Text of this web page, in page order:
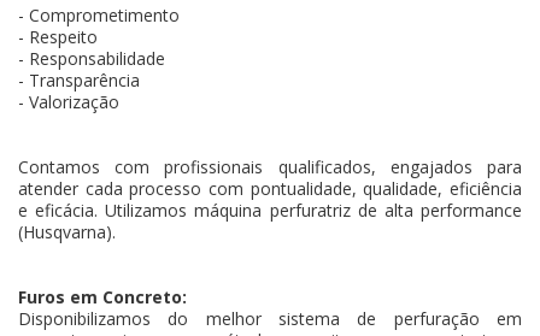
- Comprometimento
- Respeito
- Responsabilidade
- Transparência
- Valorização
Contamos com profissionais qualificados, engajados para
atender cada processo com pontualidade, qualidade, eficiência
e eficácia. Utilizamos máquina perfuratriz de alta performance
(Husqvarna).
Furos em Concreto:
Disponibilizamos do melhor sistema de perfuração em